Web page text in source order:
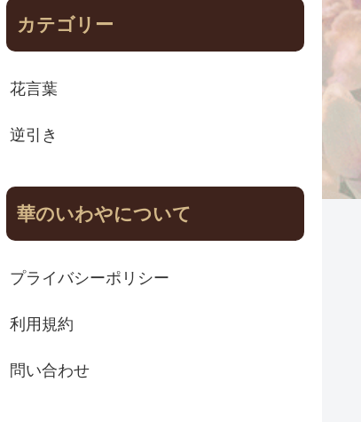
カテゴリー
花言葉
逆引き
華のいわやについて
プライバシーポリシー
利用規約
問い合わせ